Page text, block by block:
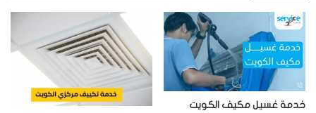
خدمة غسيل مكيف الكويت